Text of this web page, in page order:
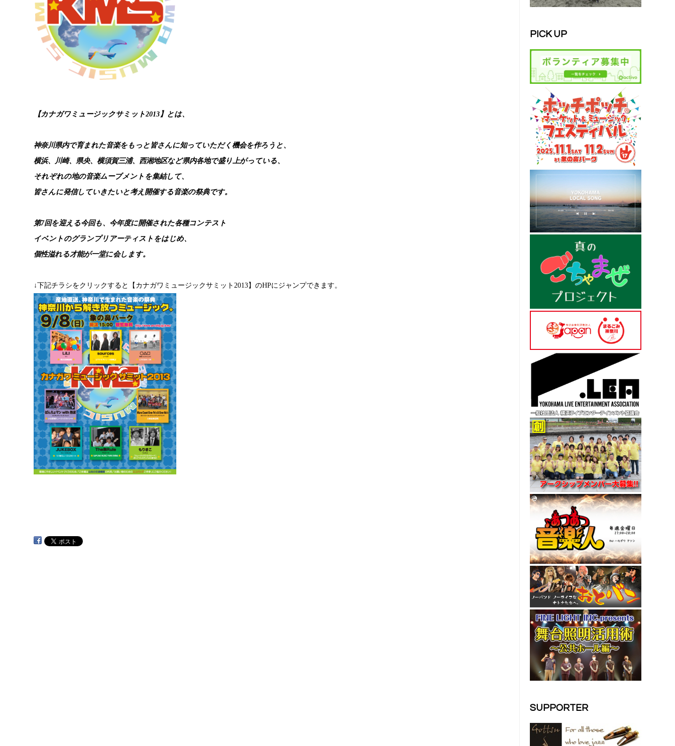
【カナガワミュージックサミット2013】とは、
神奈川県内で育まれた音楽をもっと皆さんに知っていただく機会を作ろうと、
横浜、川崎、県央、横須賀三浦、西湘地区など県内各地で盛り上がっている、
それぞれの地の音楽ムーブメントを集結して、
皆さんに発信していきたいと考え開催する音楽の祭典です。
第7回を迎える今回も、今年度に開催された各種コンテスト
イベントのグランプリアーティストをはじめ、
個性溢れる才能が一堂に会します。
↓下記チラシをクリックすると【カナガワミュージックサミット2013】のHPにジャンプできます。
PICK UP
SUPPORTER